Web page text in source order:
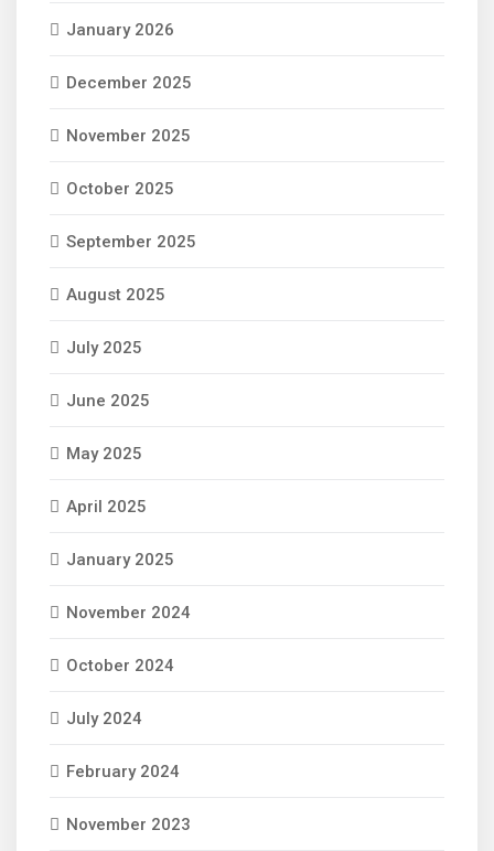
January 2026
December 2025
November 2025
October 2025
September 2025
August 2025
July 2025
June 2025
May 2025
April 2025
January 2025
November 2024
October 2024
July 2024
February 2024
November 2023